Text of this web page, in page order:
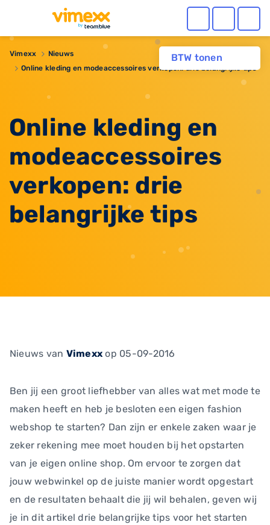
BTW tonen
Vimexx
Nieuws
​Online kleding en modeaccessoires verkopen: drie belangrijke tips
​Online kleding en
modeaccessoires
verkopen: drie
belangrijke tips
Nieuws van Vimexx op 05-09-2016
Ben jij een groot liefhebber van alles wat met mode te
maken heeft en heb je besloten een eigen fashion
webshop te starten? Dan zijn er enkele zaken waar je
zeker rekening mee moet houden bij het opstarten
van je eigen online shop. Om ervoor te zorgen dat
jouw webwinkel op de juiste manier wordt opgestart
en de resultaten behaalt die jij wil behalen, geven wij
je in dit artikel drie belangrijke tips voor het starten